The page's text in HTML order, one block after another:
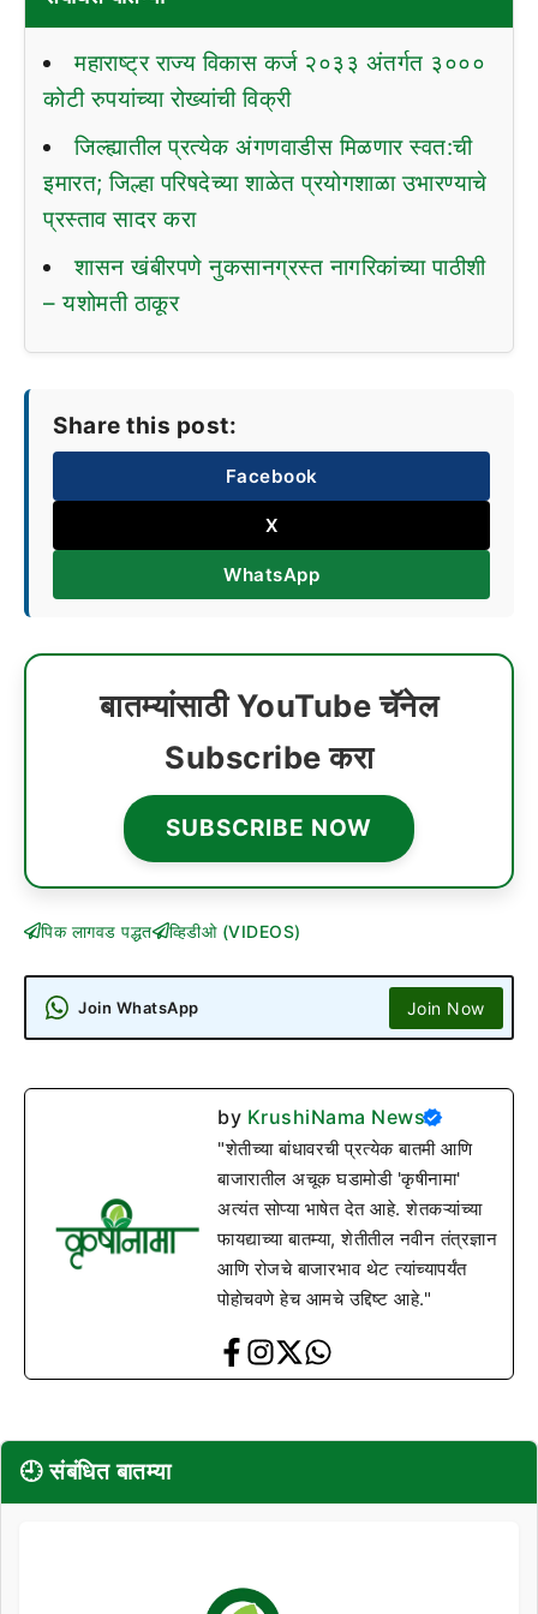
महाराष्ट्र राज्य विकास कर्ज २०३३ अंतर्गत ३०००
कोटी रुपयांच्या रोख्यांची विक्री
जिल्ह्यातील प्रत्येक अंगणवाडीस मिळणार स्वत:ची
इमारत; जिल्हा परिषदेच्या शाळेत प्रयोगशाळा उभारण्याचे
प्रस्ताव सादर करा
शासन खंबीरपणे नुकसानग्रस्त नागरिकांच्या पाठीशी
– यशोमती ठाकूर
Share this post:
Facebook
X
WhatsApp
बातम्यांसाठी YouTube चॅनेल
Subscribe करा
SUBSCRIBE NOW
पिक लागवड पद्धत व्हिडीओ (VIDEOS)
Join WhatsApp Join Now
by KrushiNama News
"शेतीच्या बांधावरची प्रत्येक बातमी आणि
बाजारातील अचूक घडामोडी 'कृषीनामा'
अत्यंत सोप्या भाषेत देत आहे. शेतकऱ्यांच्या
फायद्याच्या बातम्या, शेतीतील नवीन तंत्रज्ञान
आणि रोजचे बाजारभाव थेट त्यांच्यापर्यंत
पोहोचवणे हेच आमचे उद्दिष्ट आहे."
🕘 संबंधित बातम्या